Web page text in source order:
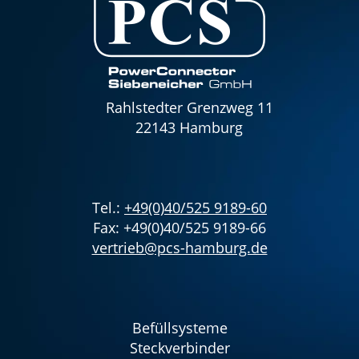
Rahlstedter Grenzweg 11
22143 Hamburg
Tel.: +49(0)40/525 9189-60
Fax: +49(0)40/525 9189-66
vertrieb@pcs-hamburg.de
Befüllsysteme
Steckverbinder